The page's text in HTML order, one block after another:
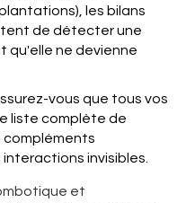
les bilans
de détecter une
qu'elle ne devienne
vous que tous vos
liste complète de
compléments
invisibles.
et